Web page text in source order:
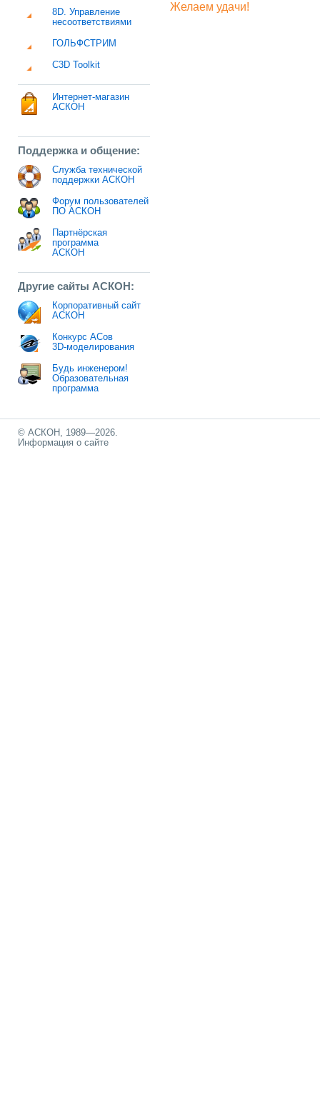
8D. Управление
несоответствиями
ГОЛЬФСТРИМ
C3D Toolkit
Интернет-магазин
АСКОН
Поддержка и общение:
Служба технической
поддержки АСКОН
Форум пользователей
ПО АСКОН
Партнёрская
программа
АСКОН
Другие сайты АСКОН:
Корпоративный сайт
АСКОН
Конкурс АСов
3D-моделирования
Будь инженером!
Образовательная
программа
Желаем удачи!
© АСКОН, 1989—2026.
Информация о сайте